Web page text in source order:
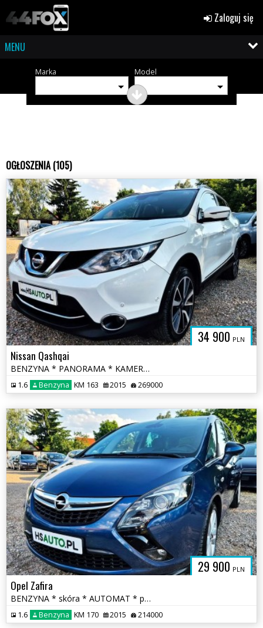
Zaloguj się
MENU
Marka Model
OGŁOSZENIA (105)
34 900 PLN
Nissan Qashqai
BENZYNA * PANORAMA * KAMERY 360 * super * okazja * polecamy
1.6 Benzyna KM 163 2015 269000
29 900 PLN
Opel Zafira
BENZYNA * skóra * AUTOMAT * panorama * super * okazja * 170KM
1.6 Benzyna KM 170 2015 214000